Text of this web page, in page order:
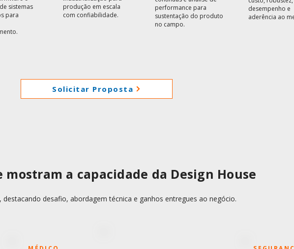
sistemas
para
produção em escala
com confiabilidade.
performance para
sustentação do produto
no campo.
desempenho e
aderência ao
Solicitar Proposta
mostram a capacidade da Design House
desafio, abordagem técnica e ganhos entregues ao negócio.